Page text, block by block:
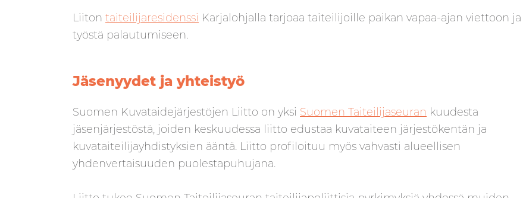
Liiton taiteilijaresidenssi Karjalohjalla tarjoaa taiteilijoille paikan vapaa-ajan viettoon ja
työstä palautumiseen.
Jäsenyydet ja yhteistyö
Suomen Kuvataidejärjestöjen Liitto on yksi Suomen Taiteilijaseuran kuudesta
jäsenjärjestöstä, joiden keskuudessa liitto edustaa kuvataiteen järjestökentän ja
kuvataiteilijayhdistyksien ääntä. Liitto profiloituu myös vahvasti alueellisen
yhdenvertaisuuden puolestapuhujana.